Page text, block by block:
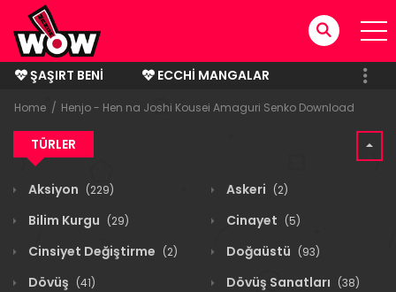
ŞAŞIRT BENI
ECCHI MANGALAR
BITMIŞ MANGALAR
Home Henjo - Hen na Joshi Kousei Amaguri Senko Download
TÜRLER
Aksiyon (229) Askeri (2)
Bilim Kurgu (29) Cinayet (5)
Cinsiyet Değiştirme (2) Doğaüstü (93)
Dövüş (41) Dövüş Sanatları (38)